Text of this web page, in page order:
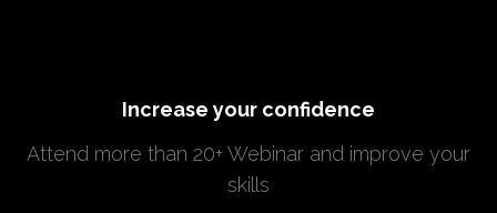
Increase your confidence
Attend more than 20+ Webinar and improve your
skills